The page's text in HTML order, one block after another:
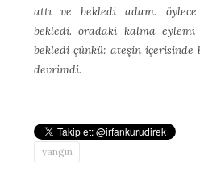
attı ve bekledi adam.
bekledi. oradaki kalma
bekledi çünkü: ateşin içerisinde
devrimdi.
yangın